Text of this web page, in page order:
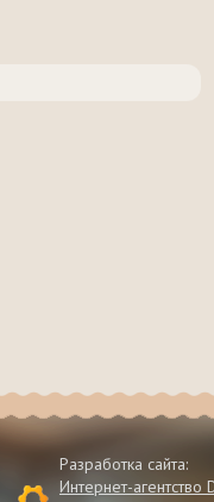
Разработка сайта:
Интернет-агентство